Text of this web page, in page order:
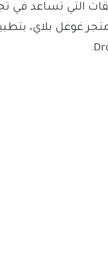
التي تساعد في
غوغل بلاي،